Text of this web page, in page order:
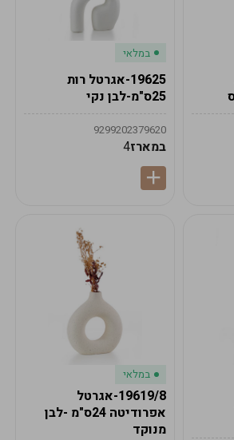
במלאי
19625-אגרטל רות
25ס"מ-לבן נקי
9299202379620
במארז4
במלאי
19619/8-אגרטל
אפרודיטה 24ס"מ -לבן
מנוקד